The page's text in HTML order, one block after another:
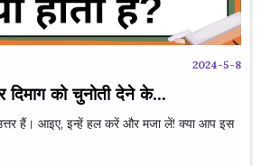
2024-5-8
को चुनोती देने के...
हैं। आइए, इन्हें हल करें और मजा लें! क्या आप इस